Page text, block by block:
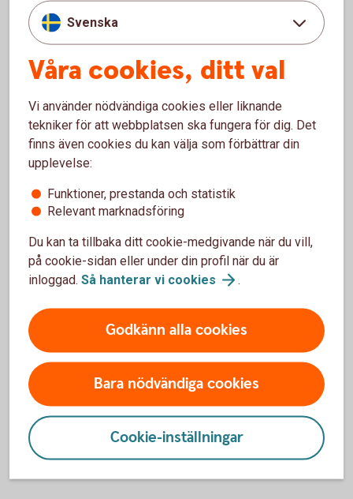
Global High Dividend
Global High Dividend är en aktiefond som investerar
bolag med en hög direktavkastning en mer mogen
affärsmodell vilket tenderar att ge dem en lägre
riskprofil.
Swedbank Robur Global High Dividend A - se
utveckling
Bolag med hög
utdelning
Svenska
Våra cookies, ditt val
Vi använder nödvändiga cookies eller liknande
tekniker för att webbplatsen ska fungera för dig. Det
finns även cookies du kan välja som förbättrar din
upplevelse:
Funktioner, prestanda och statistik
Relevant marknadsföring
Du kan ta tillbaka ditt cookie-medgivande när du vill,
på cookie-sidan eller under din profil när du är
inloggad. Så hanterar vi cookies .
Godkänn alla cookies
Bara nödvändiga cookies
Cookie-inställningar